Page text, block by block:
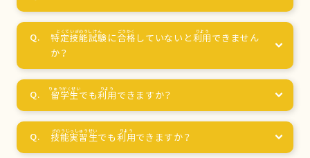
特定技能試験に合格 していないと利用 できません
か？
留学生でも利用 できますか？
技能実習生でも利用できますか？